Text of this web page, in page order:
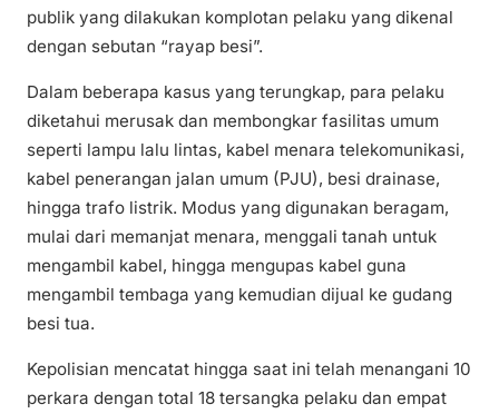
publik yang dilakukan komplotan pelaku yang dikenal
dengan sebutan “rayap besi”.
Dalam beberapa kasus yang terungkap, para pelaku
diketahui merusak dan membongkar fasilitas umum
seperti lampu lalu lintas, kabel menara telekomunikasi,
kabel penerangan jalan umum (PJU), besi drainase,
hingga trafo listrik. Modus yang digunakan beragam,
mulai dari memanjat menara, menggali tanah untuk
mengambil kabel, hingga mengupas kabel guna
mengambil tembaga yang kemudian dijual ke gudang
besi tua.
Kepolisian mencatat hingga saat ini telah menangani 10
perkara dengan total 18 tersangka pelaku dan empat